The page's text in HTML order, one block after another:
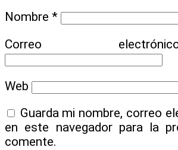
Nombre *
Correo
Web
Guarda mi nombre, correo
en este navegador para la
comente.